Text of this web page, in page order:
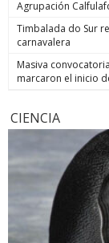
Agrupación
Timbalada do Sur
carnavalera
Masiva
marcaron el inicio
CIENCIA